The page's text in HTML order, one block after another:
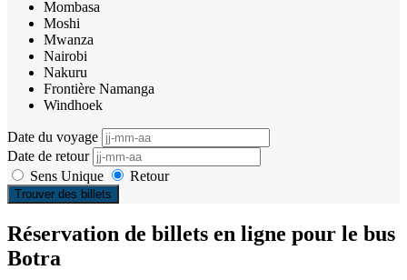
Mombasa
Moshi
Mwanza
Nairobi
Nakuru
Frontière Namanga
Windhoek
Date du voyage
Date de retour
Sens Unique
Retour
Trouver des billets
Réservation de billets en ligne pour le bus
Botra